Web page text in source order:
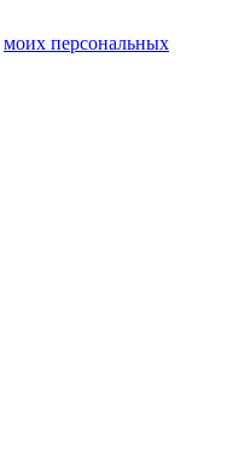
моих персональных